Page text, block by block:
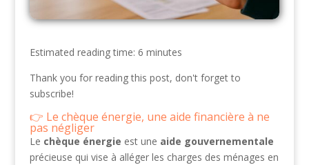
Estimated reading time: 6 minutes
Thank you for reading this post, don't forget to
subscribe!
Le chèque énergie, une aide financière à ne
pas négliger
Le chèque énergie est une aide gouvernementale
précieuse qui vise à alléger les charges des ménages en